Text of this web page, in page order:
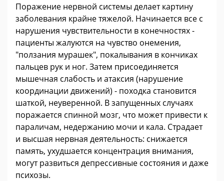
Поражение нервной системы делает картину
заболевания крайне тяжелой. Начинается все с
нарушения чувствительности в конечностях -
пациенты жалуются на чувство онемения,
"ползания мурашек", покалывания в кончиках
пальцев рук и ног. Затем присоединяется
мышечная слабость и атаксия (нарушение
координации движений) - походка становится
шаткой, неуверенной. В запущенных случаях
поражается спинной мозг, что может привести к
параличам, недержанию мочи и кала. Страдает
и высшая нервная деятельность: снижается
память, ухудшается концентрация внимания,
могут развиться депрессивные состояния и даже
психозы.